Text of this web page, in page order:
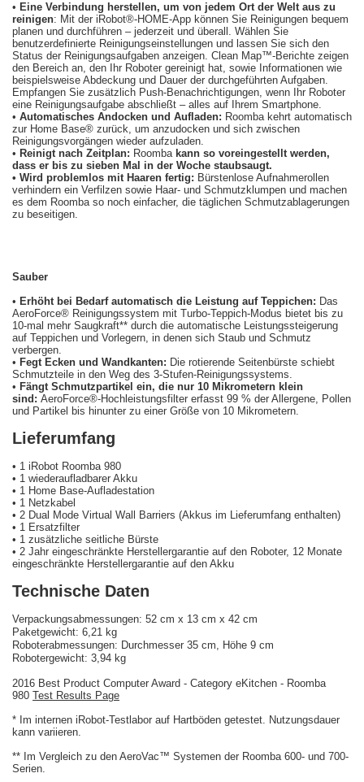
• Eine Verbindung herstellen, um von jedem Ort der Welt aus zu
reinigen: Mit der iRobot®-HOME-App können Sie Reinigungen bequem
planen und durchführen – jederzeit und überall. Wählen Sie
benutzerdefinierte Reinigungseinstellungen und lassen Sie sich den
Status der Reinigungsaufgaben anzeigen. Clean Map™-Berichte zeigen
den Bereich an, den Ihr Roboter gereinigt hat, sowie Informationen wie
beispielsweise Abdeckung und Dauer der durchgeführten Aufgaben.
Empfangen Sie zusätzlich Push-Benachrichtigungen, wenn Ihr Roboter
eine Reinigungsaufgabe abschließt – alles auf Ihrem Smartphone.
• Automatisches Andocken und Aufladen: Roomba kehrt automatisch
zur Home Base® zurück, um anzudocken und sich zwischen
Reinigungsvorgängen wieder aufzuladen.
• Reinigt nach Zeitplan: Roomba kann so voreingestellt werden,
dass er bis zu sieben Mal in der Woche staubsaugt.
• Wird problemlos mit Haaren fertig: Bürstenlose Aufnahmerollen
verhindern ein Verfilzen sowie Haar- und Schmutzklumpen und machen
es dem Roomba so noch einfacher, die täglichen Schmutzablagerungen
zu beseitigen.
Sauber
• Erhöht bei Bedarf automatisch die Leistung auf Teppichen: Das
AeroForce® Reinigungssystem mit Turbo-Teppich-Modus bietet bis zu
10-mal mehr Saugkraft** durch die automatische Leistungssteigerung
auf Teppichen und Vorlegern, in denen sich Staub und Schmutz
verbergen.
• Fegt Ecken und Wandkanten: Die rotierende Seitenbürste schiebt
Schmutzteile in den Weg des 3-Stufen-Reinigungssystems.
• Fängt Schmutzpartikel ein, die nur 10 Mikrometern klein
sind: AeroForce®-Hochleistungsfilter erfasst 99 % der Allergene, Pollen
und Partikel bis hinunter zu einer Größe von 10 Mikrometern.
Lieferumfang
• 1 iRobot Roomba 980
• 1 wiederaufladbarer Akku
• 1 Home Base-Aufladestation
• 1 Netzkabel
• 2 Dual Mode Virtual Wall Barriers (Akkus im Lieferumfang enthalten)
• 1 Ersatzfilter
• 1 zusätzliche seitliche Bürste
• 2 Jahr eingeschränkte Herstellergarantie auf den Roboter, 12 Monate
eingeschränkte Herstellergarantie auf den Akku
Technische Daten
Verpackungsabmessungen: 52 cm x 13 cm x 42 cm
Paketgewicht: 6,21 kg
Roboterabmessungen: Durchmesser 35 cm, Höhe 9 cm
Robotergewicht: 3,94 kg
2016 Best Product Computer Award - Category eKitchen - Roomba
980 Test Results Page
* Im internen iRobot-Testlabor auf Hartböden getestet. Nutzungsdauer
kann variieren.
** Im Vergleich zu den AeroVac™ Systemen der Roomba 600- und 700-
Serien.